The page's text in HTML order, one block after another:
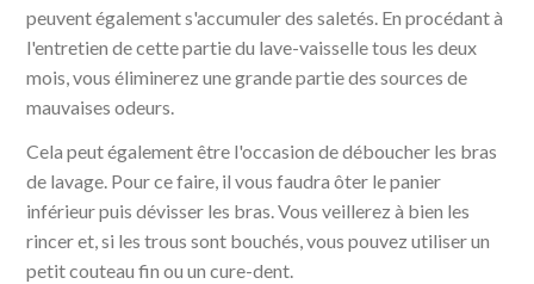
peuvent également s'accumuler des saletés. En procédant à
l'entretien de cette partie du lave-vaisselle tous les deux
mois, vous éliminerez une grande partie des sources de
mauvaises odeurs.
Cela peut également être l'occasion de déboucher les bras
de lavage. Pour ce faire, il vous faudra ôter le panier
inférieur puis dévisser les bras. Vous veillerez à bien les
rincer et, si les trous sont bouchés, vous pouvez utiliser un
petit couteau fin ou un cure-dent.